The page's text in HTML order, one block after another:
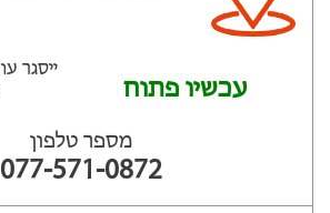
עכשיו פתוח
מספר טלפון
077-571-0872